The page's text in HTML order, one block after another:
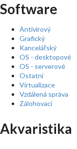
Software
Antivirový
Grafický
Kancelářský
OS - desktopové
OS - serverové
Ostatní
Virtualizace
Vzdálená správa
Zálohovací
Akvaristika